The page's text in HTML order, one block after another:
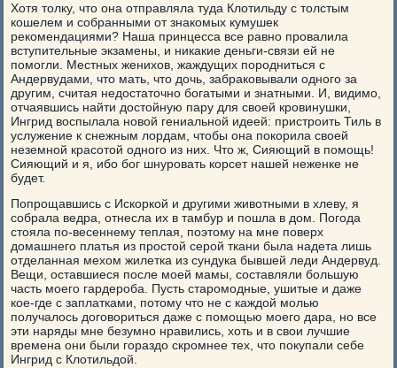
Хотя толку, что она отправляла туда Клотильду с толстым
кошелем и собранными от знакомых кумушек
рекомендациями? Наша принцесса все равно провалила
вступительные экзамены, и никакие деньги-связи ей не
помогли. Местных женихов, жаждущих породниться с
Андервудами, что мать, что дочь, забраковывали одного за
другим, считая недостаточно богатыми и знатными. И, видимо,
отчаявшись найти достойную пару для своей кровинушки,
Ингрид воспылала новой гениальной идеей: пристроить Тиль в
услужение к снежным лордам, чтобы она покорила своей
неземной красотой одного из них. Что ж, Сияющий в помощь!
Сияющий и я, ибо бог шнуровать корсет нашей неженке не
будет.
Попрощавшись с Искоркой и другими животными в хлеву, я
собрала ведра, отнесла их в тамбур и пошла в дом. Погода
стояла по-весеннему теплая, поэтому на мне поверх
домашнего платья из простой серой ткани была надета лишь
отделанная мехом жилетка из сундука бывшей леди Андервуд.
Вещи, оставшиеся после моей мамы, составляли большую
часть моего гардероба. Пусть старомодные, ушитые и даже
кое-где с заплатками, потому что не с каждой молью
получалось договориться даже с помощью моего дара, но все
эти наряды мне безумно нравились, хоть и в свои лучшие
времена они были гораздо скромнее тех, что покупали себе
Ингрид с Клотильдой.